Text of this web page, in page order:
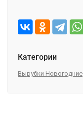
Категории
Вырубки Новогодние